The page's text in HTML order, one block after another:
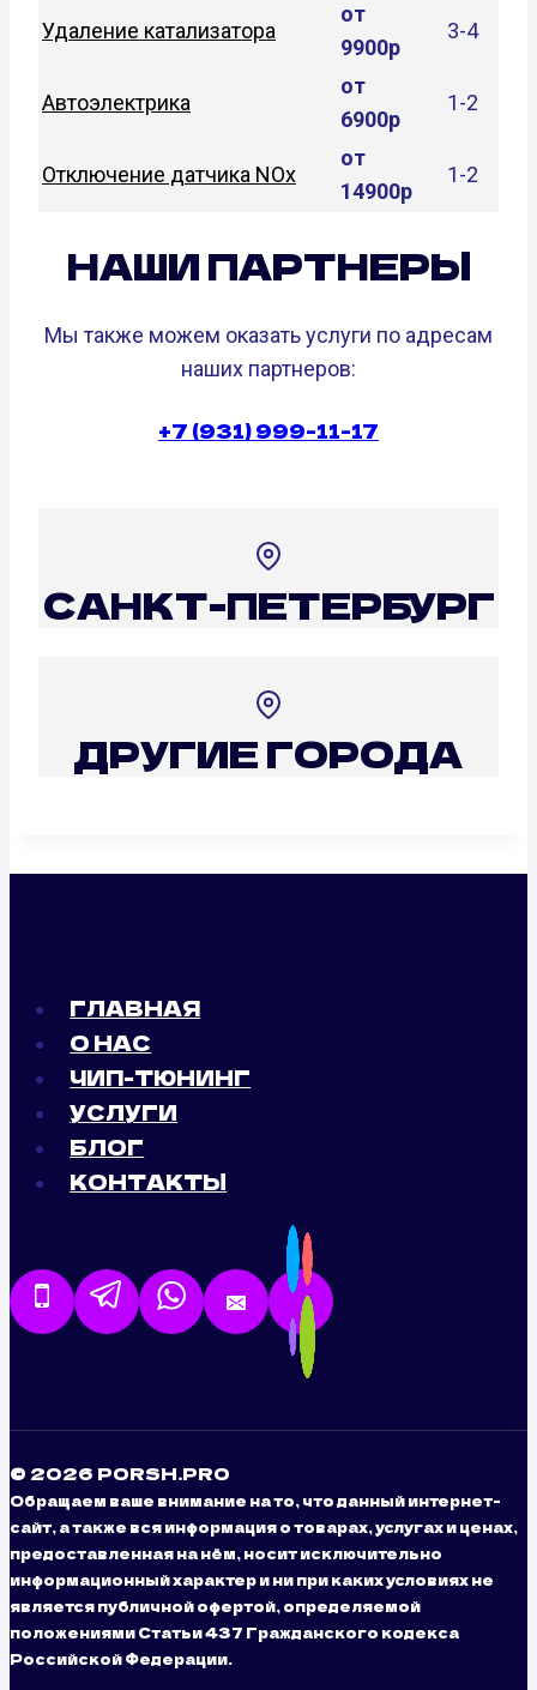
Удаление катализатора
от
9900р
3-4
Автоэлектрика
от
6900р
1-2
Отключение датчика NOx
от
14900р
1-2
НАШИ ПАРТНЕРЫ
Мы также можем оказать услуги по адресам
наших партнеров:
+7 (931) 999-11-17
САНКТ-ПЕТЕРБУРГ
ДРУГИЕ ГОРОДА
ГЛАВНАЯ
О НАС
ЧИП-ТЮНИНГ
УСЛУГИ
БЛОГ
КОНТАКТЫ
© 2026 PORSH.PRO
Обращаем ваше внимание на то, что данный интернет-
сайт, а также вся информация о товарах, услугах и ценах,
предоставленная на нём, носит исключительно
информационный характер и ни при каких условиях не
является публичной офертой, определяемой
положениями Статьи 437 Гражданского кодекса
Российской Федерации.